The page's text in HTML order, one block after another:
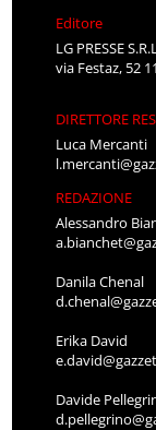
Editore
LG PRESSE
via Festaz, 52
DIRETTORE
Luca Mercanti
REDAZIONE
Alessandro
Danila Chenal
Erika David
Davide